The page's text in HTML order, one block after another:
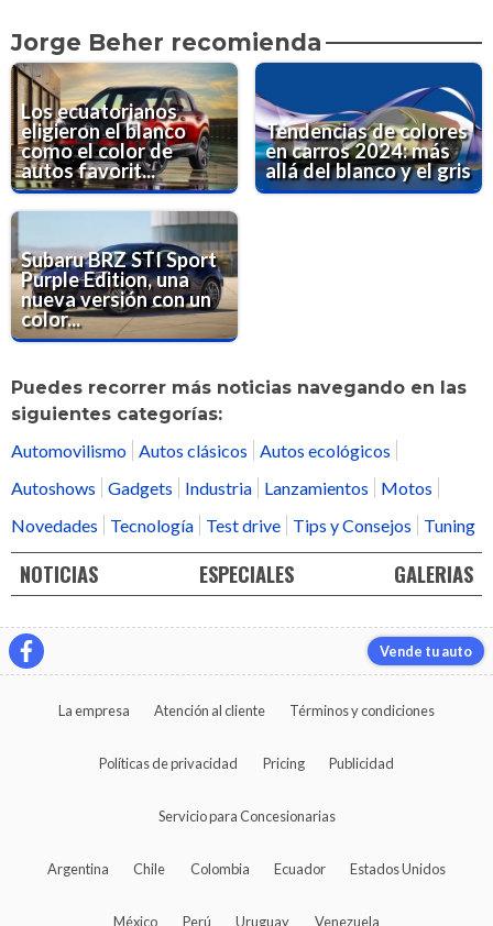
Jorge Beher recomienda
Los ecuatorianos
eligieron el blanco
como el color de
autos favorit...
Tendencias de colores
en carros 2024: más
allá del blanco y el gris
Subaru BRZ STI Sport
Purple Edition, una
nueva versión con un
color...
Puedes recorrer más noticias navegando en las
siguientes categorías:
Automovilismo Autos clásicos
Autos ecológicos
Autoshows
Gadgets Industria Lanzamientos
Motos
Novedades
Tecnología Test drive Tips y Consejos Tuning
NOTICIAS ESPECIALES GALERIAS
Vende tu auto
La empresa Atención al cliente Términos y condiciones
Políticas de privacidad Pricing Publicidad
Servicio para Concesionarias
Argentina Chile Colombia Ecuador Estados Unidos
México Perú Uruguay Venezuela